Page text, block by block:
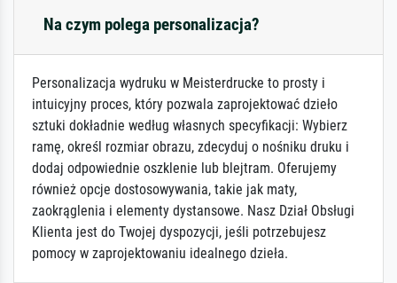
Na czym polega personalizacja?
Personalizacja wydruku w Meisterdrucke to prosty i
intuicyjny proces, który pozwala zaprojektować dzieło
sztuki dokładnie według własnych specyfikacji: Wybierz
ramę, określ rozmiar obrazu, zdecyduj o nośniku druku i
dodaj odpowiednie oszklenie lub blejtram. Oferujemy
również opcje dostosowywania, takie jak maty,
zaokrąglenia i elementy dystansowe. Nasz Dział Obsługi
Klienta jest do Twojej dyspozycji, jeśli potrzebujesz
pomocy w zaprojektowaniu idealnego dzieła.